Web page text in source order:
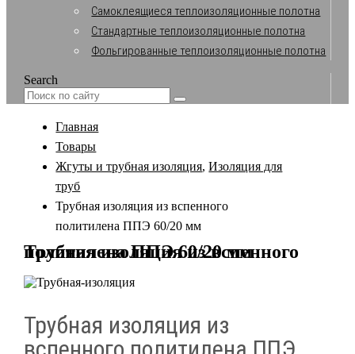
Самоклеящиеся теплоизоляционные полотна
Стандартные теплоизоляционные полотна
Фольгированные теплоизоляционные полотна
Search
Главная
Товары
Жгуты и трубная изоляция,Изоляция для
труб
Трубная изоляция из вспенного
политилена ППЭ 60/20 мм
Трубная изоляция из вспенного политилена ППЭ 60/20 мм
Трубная изоляция из